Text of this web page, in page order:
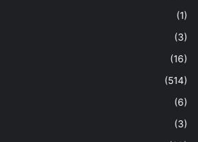
(1)
(3)
(16)
(514)
(6)
(3)